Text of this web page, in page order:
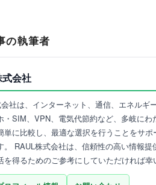
の執筆者
会社
社は、インターネット、通信、エネルギ
・SIM、VPN、電気代節約など、多岐に
単に比較し、最適な選択を行うことをサ
。 RAUL株式会社は、信頼性の高い情報
を得るためのご参考にしていただければ幸